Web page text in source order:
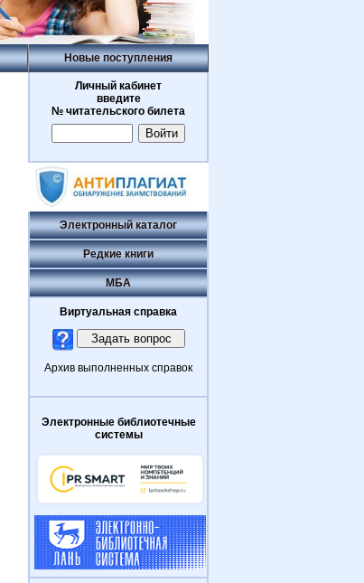
Новые поступления
Личный кабинет
введите
№ читательского билета
Электронный каталог
Редкие книги
МБА
Виртуальная справка
Архив выполненных справок
Электронные библиотечные
системы